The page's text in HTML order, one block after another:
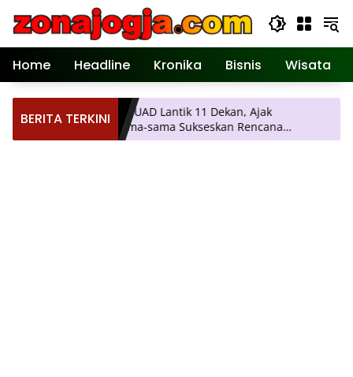
Home Headline Kronika Bisnis Wisata
BERITA TERKINIRektor UAD Lantik 11 Dekan, Ajak
Bersama-sama Sukseskan Rencana
Strategis Universitas